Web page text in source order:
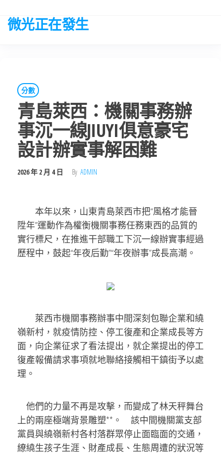
微光正在發生
分數
青島萊西：機關事務辦
事沉一線JIUYI俱意豪宅
設計辦實事解困難
2026 年 2 月 4 日 By ADMIN
本年以來，山東青島萊西市把“風格才能晉
陞年”運動作為權衡機關事務任務東西的品質的
實行標尺，在推進干部職工下沉一線辦實事經過
歷程中，鼓起“年夜后勤”“年夜辦事”成長高潮。
萊西市機關事務辦事中間深刻包聯企業和繞
嶺新村，就疫情防控、停工復產和企業成長等方
面，向企業征求了看法提出，就企業提出的停工
復產報備請求事項就地聯絡接觸相干鎮街予以處
理。
他們的力量不再是攻擊，而變成了林天秤舞台
上的兩座極端背景雕塑**。 該中間機關黨支部
黨員與繞嶺新村各村落群眾停止面臨面的交通，
繚繞生孩子生涯、財產成長、生態周遭的狀況等